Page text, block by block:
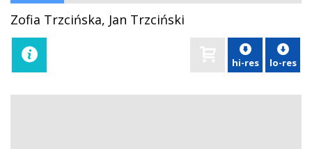
Zofia Trzcińska, Jan Trzciński
hi-res lo-res